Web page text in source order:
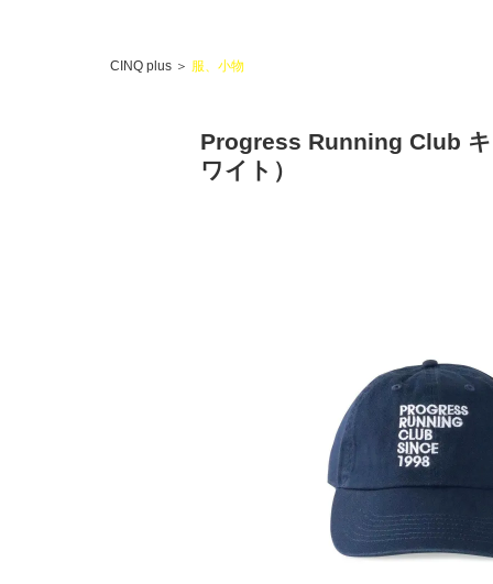
CINQ plus ＞ 服、小物
Progress Running Club
ワイト）